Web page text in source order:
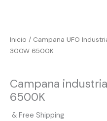
Inicio / Campana UFO
300W 6500K
Campana
6500K
& Free Shipping